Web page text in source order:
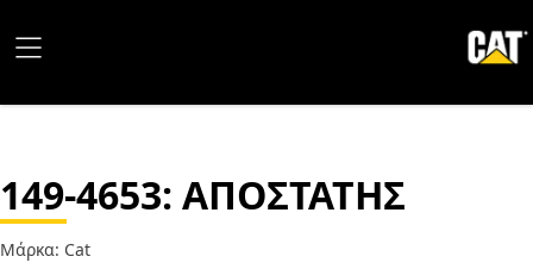
149-4653: ΑΠΟΣΤΑΤΗΣ
Μάρκα: Cat